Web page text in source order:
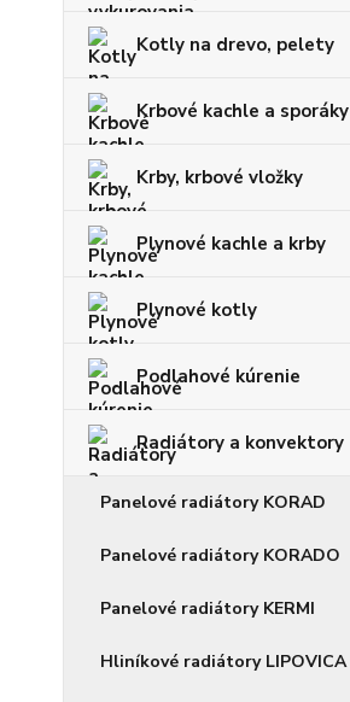
Kotly na drevo, pelety
Krbové kachle a sporáky
Krby, krbové vložky
Plynové kachle a krby
Plynové kotly
Podlahové kúrenie
Radiátory a konvektory
Panelové radiátory KORAD
Panelové radiátory KORADO
Panelové radiátory KERMI
Hliníkové radiátory LIPOVICA